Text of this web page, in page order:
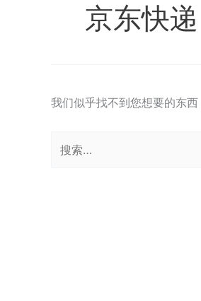
京东快递
我们似乎找不到您想要的东西
索：